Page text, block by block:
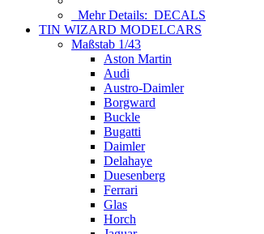
Mehr Details: DECALS
TIN WIZARD MODELCARS
Maßstab 1/43
Aston Martin
Audi
Austro-Daimler
Borgward
Buckle
Bugatti
Daimler
Delahaye
Duesenberg
Ferrari
Glas
Horch